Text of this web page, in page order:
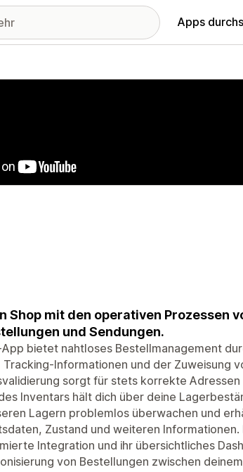
Apps
Shop mit den operativen Prozessen
und Sendungen.
bietet nahtloses Bestellmanagement
Informationen und der Zuweisung
sorgt für stets korrekte Adressen
Inventars hält dich über deine
Lagern problemlos überwachen und
Zustand und weiteren
Integration und ihr übersichtliches
von Bestellungen zwischen